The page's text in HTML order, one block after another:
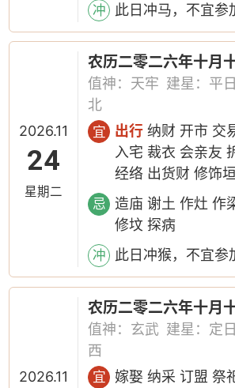
冲 此日冲马，不宜参
2026.11
24
星期二
农历二零二六年十月
值神：天牢 建星：平日
北
宜 出行 纳财 开市 交
入宅 裁衣 会亲友
经络 出货财 修饰
忌
造庙 谢土 作灶 作
修坟 探病
冲 此日冲猴，不宜参
2026.11
农历二零二六年十月
值神：玄武 建星：定日
西
宜
嫁娶 纳采 订盟 祭